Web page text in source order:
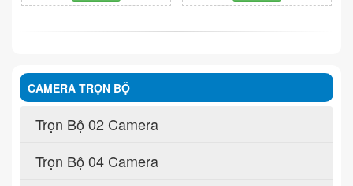
CAMERA TRỌN BỘ
Trọn Bộ 02 Camera
Trọn Bộ 04 Camera